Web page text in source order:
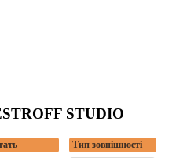
STUDIO
Тип зовнішності